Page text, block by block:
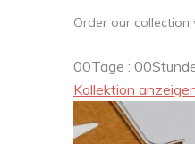
Order our collection
00Tage : 00
Kollektion